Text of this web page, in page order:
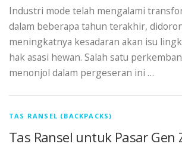
Industri mode telah mengalami
dalam beberapa tahun terakhir,
meningkatnya kesadaran akan isu
hak asasi hewan. Salah satu
menonjol dalam pergeseran ini …
TAS RANSEL (BACKPACKS)
Tas Ransel untuk Pasar Gen